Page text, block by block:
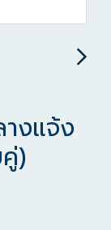
งแจ้ง
)